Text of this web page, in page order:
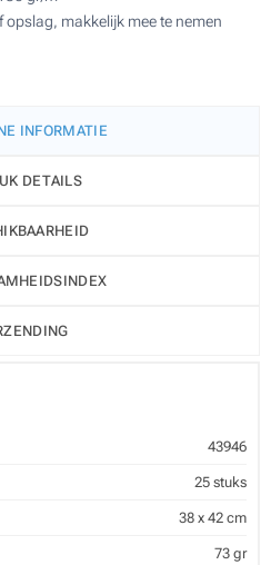
makkelijk mee te nemen
INFORMATIE
DETAILS
43946
25 stuks
38 x 42 cm
73 gr